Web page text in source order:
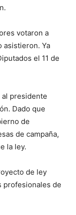
votaron a
asistieron. Ya
el 11 de
presidente
Dado que
de
de campaña,
la ley.
de ley
profesionales de